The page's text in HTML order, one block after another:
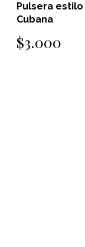
Pulsera estilo
Cubana
$3.000